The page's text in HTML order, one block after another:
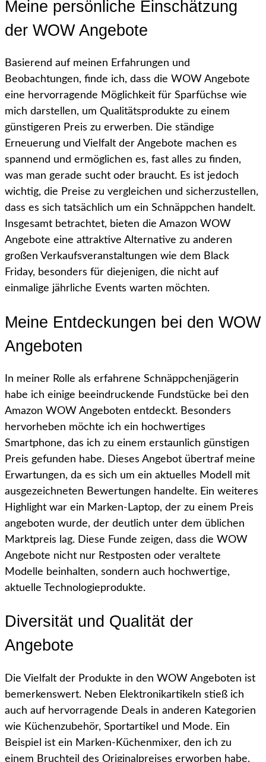
Meine persönliche Einschätzung
der WOW Angebote
Basierend auf meinen Erfahrungen und
Beobachtungen, finde ich, dass die WOW Angebote
eine hervorragende Möglichkeit für Sparfüchse wie
mich darstellen, um Qualitätsprodukte zu einem
günstigeren Preis zu erwerben. Die ständige
Erneuerung und Vielfalt der Angebote machen es
spannend und ermöglichen es, fast alles zu finden,
was man gerade sucht oder braucht. Es ist jedoch
wichtig, die Preise zu vergleichen und sicherzustellen,
dass es sich tatsächlich um ein Schnäppchen handelt.
Insgesamt betrachtet, bieten die Amazon WOW
Angebote eine attraktive Alternative zu anderen
großen Verkaufsveranstaltungen wie dem Black
Friday, besonders für diejenigen, die nicht auf
einmalige jährliche Events warten möchten.
Meine Entdeckungen bei den WOW
Angeboten
In meiner Rolle als erfahrene Schnäppchenjägerin
habe ich einige beeindruckende Fundstücke bei den
Amazon WOW Angeboten entdeckt. Besonders
hervorheben möchte ich ein hochwertiges
Smartphone, das ich zu einem erstaunlich günstigen
Preis gefunden habe. Dieses Angebot übertraf meine
Erwartungen, da es sich um ein aktuelles Modell mit
ausgezeichneten Bewertungen handelte. Ein weiteres
Highlight war ein Marken-Laptop, der zu einem Preis
angeboten wurde, der deutlich unter dem üblichen
Marktpreis lag. Diese Funde zeigen, dass die WOW
Angebote nicht nur Restposten oder veraltete
Modelle beinhalten, sondern auch hochwertige,
aktuelle Technologieprodukte.
Diversität und Qualität der
Angebote
Die Vielfalt der Produkte in den WOW Angeboten ist
bemerkenswert. Neben Elektronikartikeln stieß ich
auch auf hervorragende Deals in anderen Kategorien
wie Küchenzubehör, Sportartikel und Mode. Ein
Beispiel ist ein Marken-Küchenmixer, den ich zu
einem Bruchteil des Originalpreises erworben habe.